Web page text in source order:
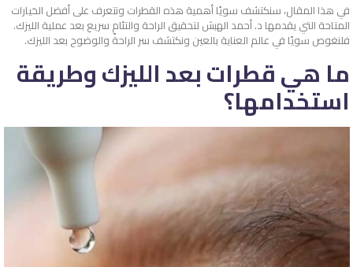
في هذا المقال، سنكتشف سويًا أهمية هذه القطرات ونتعرف على أفضل الخيارات
المتاحة التي يقدمها د. أحمد الهبش لتحقيق الراحة والتئامٍ سريع بعد عملية الليزك.
فلنغوص سويًا في عالم العناية بالعين ونكتشف سر الراحة والوضوح بعد الليزك.
ما هي قطرات بعد الليزك وطريقة
استخدامها؟